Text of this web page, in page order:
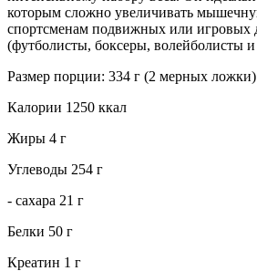
которым сложно увеличивать
спортсменам подвижных или игровых
(футболисты, боксеры, волейболисты и
Размер порции: 334 г (2 мерных ложки)
Калории 1250 ккал
Жиры 4 г
Углеводы 254 г
- сахара 21 г
Белки 50 г
Креатин 1 г